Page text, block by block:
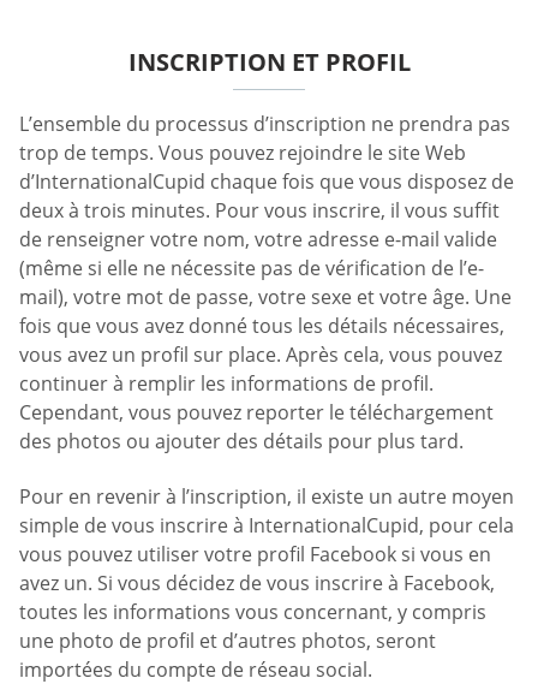
INSCRIPTION ET PROFIL
L’ensemble du processus d’inscription ne prendra pas
trop de temps. Vous pouvez rejoindre le site Web
d’InternationalCupid chaque fois que vous disposez de
deux à trois minutes. Pour vous inscrire, il vous suffit
de renseigner votre nom, votre adresse e-mail valide
(même si elle ne nécessite pas de vérification de l’e-
mail), votre mot de passe, votre sexe et votre âge. Une
fois que vous avez donné tous les détails nécessaires,
vous avez un profil sur place. Après cela, vous pouvez
continuer à remplir les informations de profil.
Cependant, vous pouvez reporter le téléchargement
des photos ou ajouter des détails pour plus tard.
Pour en revenir à l’inscription, il existe un autre moyen
simple de vous inscrire à InternationalCupid, pour cela
vous pouvez utiliser votre profil Facebook si vous en
avez un. Si vous décidez de vous inscrire à Facebook,
toutes les informations vous concernant, y compris
une photo de profil et d’autres photos, seront
importées du compte de réseau social.